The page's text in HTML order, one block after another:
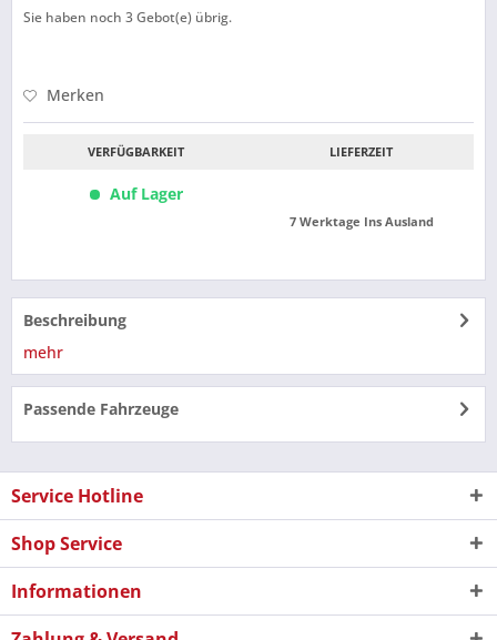
Sie haben noch 3Gebot(e) übrig.
Merken
VERFÜGBARKEIT
Auf Lager
LIEFERZEIT
7 Werktage Ins Ausland
Beschreibung
mehr
Passende Fahrzeuge
Service Hotline
Shop Service
Informationen